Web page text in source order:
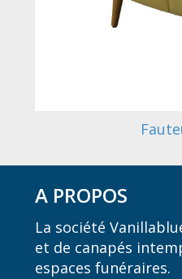
A PROPOS
La société
et de canapés
espaces funéraires.